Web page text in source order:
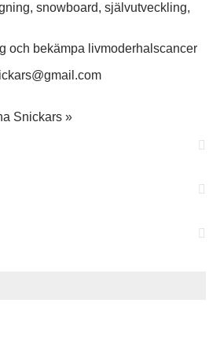
snowboard, självutveckling,
och bekämpa livmoderhalscancer
Snickars »